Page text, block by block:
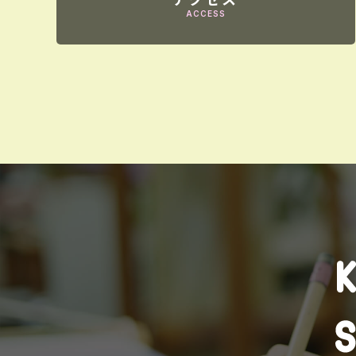
ACCESS